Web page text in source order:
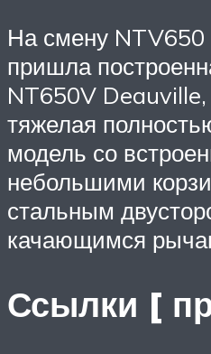
На смену NTV650
пришла
NT650V Deauville,
тяжелая
модель со
небольшими
стальным
качающимся
Ссылки [